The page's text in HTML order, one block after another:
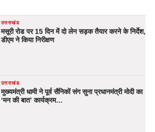
उत्तराखंड
मसूरी रोड पर 15 दिन में दो लेन सड़क तैयार करने के निर्देश,
डीएम ने किया निरीक्षण
उत्तराखंड
मुख्यमंत्री धामी ने पूर्व सैनिकों संग सुना प्रधानमंत्री मोदी का
‘मन की बात’ कार्यक्रम…